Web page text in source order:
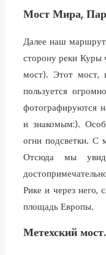
Мост Мира,
Далее наш
сторону реки
мост). Этот мост,
пользуется
фотографируются
и знакомым:).
огни подсветки. С
Отсюда мы
Рике и через него,
площадь Европы.
Метехский